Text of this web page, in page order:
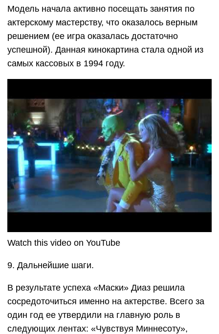
Модель начала активно посещать занятия по
актерскому мастерству, что оказалось верным
решением (ее игра оказалась достаточно
успешной). Данная кинокартина стала одной из
самых кассовых в 1994 году.
Watch this video on YouTube
9. Дальнейшие шаги.
В результате успеха «Маски» Диаз решила
сосредоточиться именно на актерстве. Всего за
один год ее утвердили на главную роль в
следующих лентах: «Чувствуя Миннесоту»,